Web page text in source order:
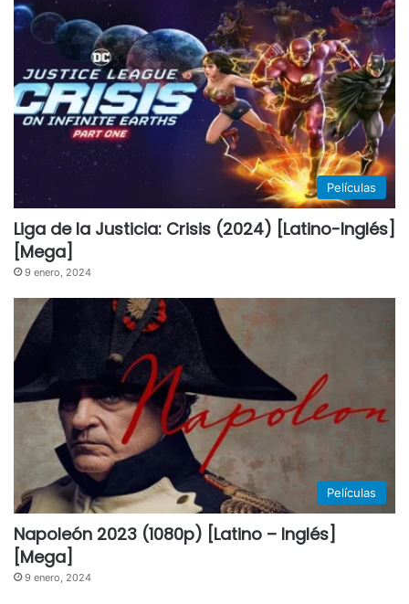
Películas
Liga de la Justicia: Crisis (2024) [Latino-Inglés]
[Mega]
9 enero, 2024
Películas
Napoleón 2023 (1080p) [Latino – Inglés]
[Mega]
9 enero, 2024